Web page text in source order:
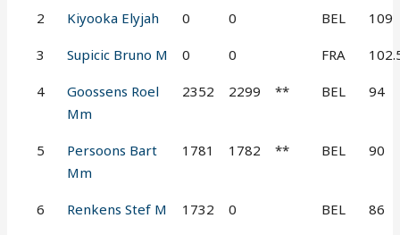
2 Kiyooka Elyjah 0 0 BEL 109
3 Supicic Bruno M 0 0 FRA
4
Goossens Roel
Mm
2352 2299 ** BEL 94
5
Persoons Bart
Mm
1781 1782 ** BEL 90
6 Renkens Stef M 1732 0 BEL 86